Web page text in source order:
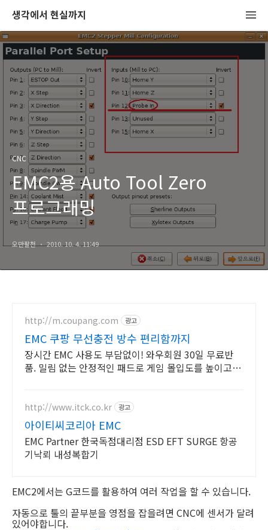
생각에서 현실까지
CNC
EMC2용 Auto Tool Zero
프로그래밍
오만팔천 2010. 10. 4. 11:49
http://m.coupang.com 광고
EMC 쿠팡 무선충전 방수 편리함까지
장시간 EMC 사용도 부담없이! 와우회원 30일 무료반
품. 밀림 없는 안정적인 패드로 게임 몰입도를 높이고,
http://www.itck.co.kr 광고
아이티씨코리아 EMC
EMC Partner 한국독점대리점 ESD EFT SURGE 항공
기낙뢰 내성복합기
EMC2에서는 G코드를 활용하여 여러 작업을 할 수 있습니다.
자동으로 툴의 끝부분을 영점을 잡을려면 CNC에 센서가 달려
있어야합니다.